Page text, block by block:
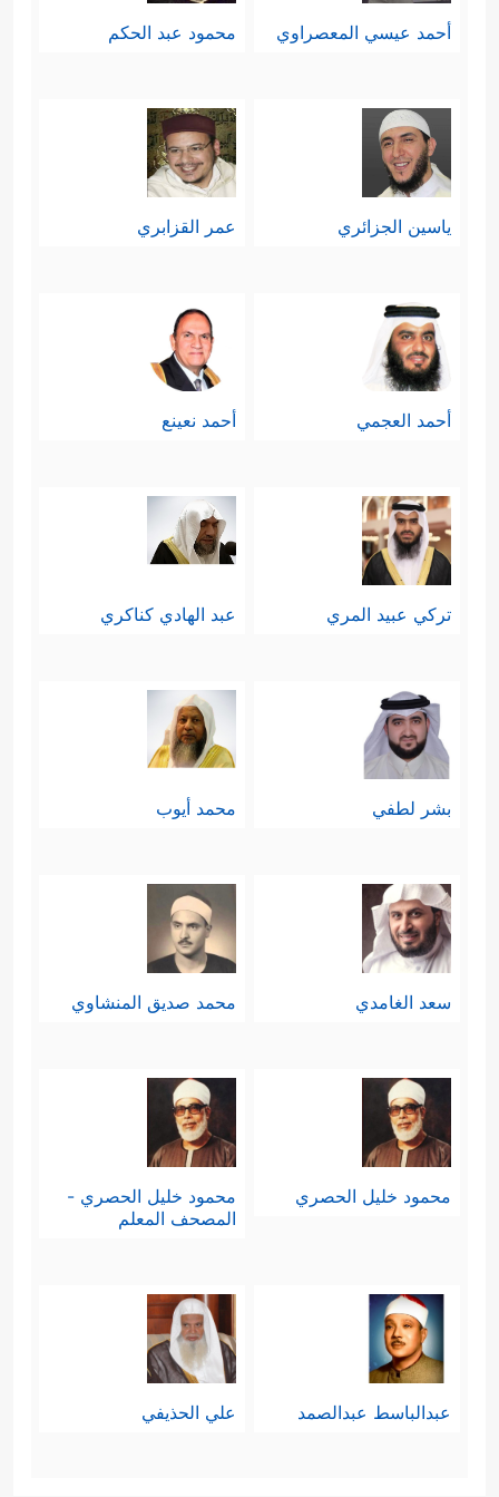
أحمد عيسي المعصراوي محمود عبد الحكم
ياسين الجزائري عمر القزابري
أحمد العجمي أحمد نعينع
تركي عبيد المري عبد الهادي كناكري
بشر لطفي محمد أيوب
سعد الغامدي محمد صديق المنشاوي
محمود خليل الحصري
محمود خليل الحصري -
المصحف المعلم
عبدالباسط عبدالصمد علي الحذيفي